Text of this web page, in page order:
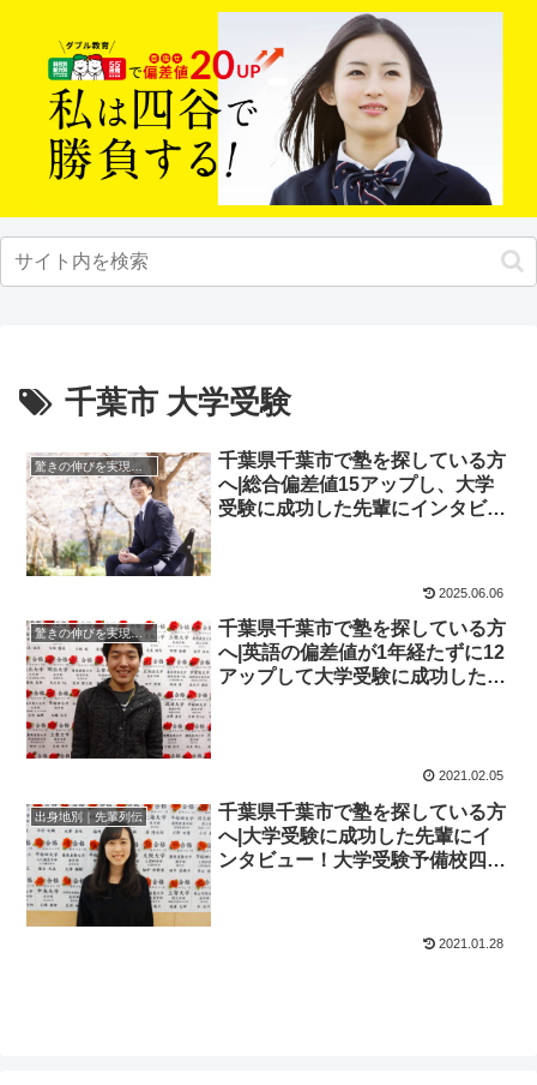
千葉市 大学受験
千葉県千葉市で塾を探している方
へ|総合偏差値15アップし、大学
受験に成功した先輩にインタビュ
2025.06.06
驚きの伸びを実現｜先輩列伝
千葉県千葉市で塾を探している方
へ|英語の偏差値が1年経たずに12
アップして大学受験に成功した先
2021.02.05
出身地別｜先輩列伝
千葉県千葉市で塾を探している方
へ|大学受験に成功した先輩にイ
ンタビュー！大学受験予備校四谷
2021.01.28